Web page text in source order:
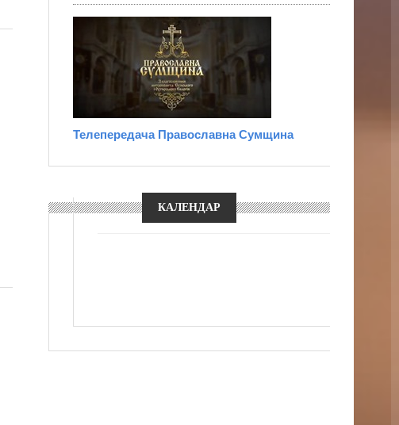
Телепередача Православна Сумщина
КАЛЕНДАР